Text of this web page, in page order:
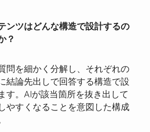
ンツはどんな構造で設計するの
？
問を細かく分解し、それぞれの
結論先出しで回答する構造で設
す。AIが該当箇所を抜き出して
やすくなることを意図した構成